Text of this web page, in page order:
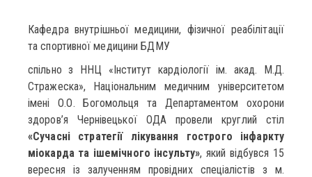
Кафедра внутрішньої медицини, фізичної реабілітації
та спортивної медицини БДМУ
спільно з ННЦ «Інститут кардіології ім. акад. М.Д.
Стражеска», Національним медичним університетом
імені О.О. Богомольця та Департаментом охорони
здоров’я Чернівецької ОДА провели круглий стіл
«Сучасні стратегії лікування гострого інфаркту
міокарда та ішемічного інсульту», який відбувся 15
вересня із залученням провідних спеціалістів з м.